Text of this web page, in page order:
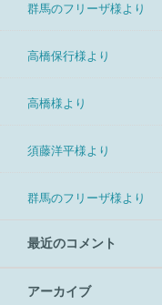
群馬のフリーザ様より
高橋保行様より
高橋様より
須藤洋平様より
群馬のフリーザ様より
最近のコメント
アーカイブ